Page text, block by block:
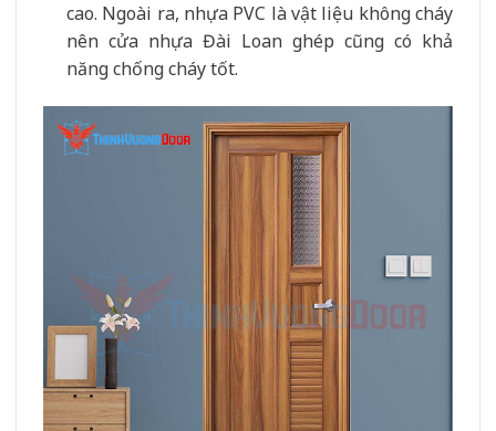
cao. Ngoài ra, nhựa PVC là vật liệu không cháy
nên cửa nhựa Đài Loan ghép cũng có khả
năng chống cháy tốt.